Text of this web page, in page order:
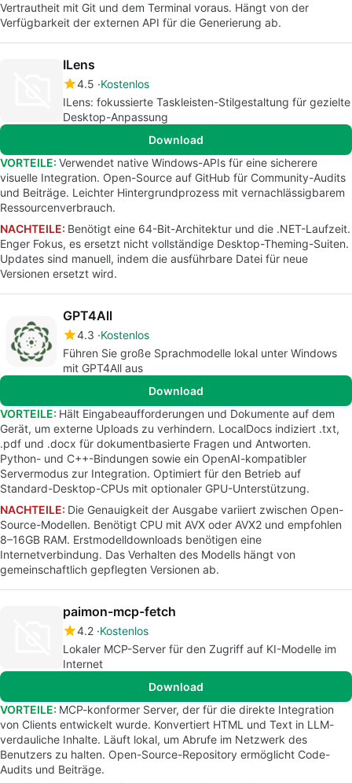
Vertrautheit mit Git und dem Terminal voraus. Hängt von der
Verfügbarkeit der externen API für die Generierung ab.
ILens
4.5 Kostenlos
ILens: fokussierte Taskleisten-Stilgestaltung für gezielte
Desktop-Anpassung
Download
VORTEILE: Verwendet native Windows-APIs für eine sicherere
visuelle Integration. Open-Source auf GitHub für Community-Audits
und Beiträge. Leichter Hintergrundprozess mit vernachlässigbarem
Ressourcenverbrauch.
NACHTEILE: Benötigt eine 64-Bit-Architektur und die .NET-Laufzeit.
Enger Fokus, es ersetzt nicht vollständige Desktop-Theming-Suiten.
Updates sind manuell, indem die ausführbare Datei für neue
Versionen ersetzt wird.
GPT4All
4.3 Kostenlos
Führen Sie große Sprachmodelle lokal unter Windows
mit GPT4All aus
Download
VORTEILE: Hält Eingabeaufforderungen und Dokumente auf dem
Gerät, um externe Uploads zu verhindern. LocalDocs indiziert .txt,
.pdf und .docx für dokumentbasierte Fragen und Antworten.
Python- und C++-Bindungen sowie ein OpenAI-kompatibler
Servermodus zur Integration. Optimiert für den Betrieb auf
Standard-Desktop-CPUs mit optionaler GPU-Unterstützung.
NACHTEILE: Die Genauigkeit der Ausgabe variiert zwischen Open-
Source-Modellen. Benötigt CPU mit AVX oder AVX2 und empfohlen
8–16GB RAM. Erstmodelldownloads benötigen eine
Internetverbindung. Das Verhalten des Modells hängt von
gemeinschaftlich gepflegten Versionen ab.
paimon-mcp-fetch
4.2 Kostenlos
Lokaler MCP-Server für den Zugriff auf KI-Modelle im
Internet
Download
VORTEILE: MCP-konformer Server, der für die direkte Integration
von Clients entwickelt wurde. Konvertiert HTML und Text in LLM-
verdauliche Inhalte. Läuft lokal, um Abrufe im Netzwerk des
Benutzers zu halten. Open-Source-Repository ermöglicht Code-
Audits und Beiträge.